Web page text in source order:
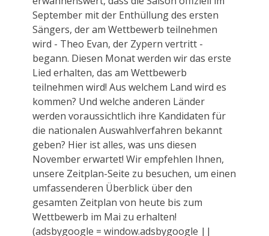
September mit der Enthüllung des ersten
Sängers, der am Wettbewerb teilnehmen
wird - Theo Evan, der Zypern vertritt -
begann. Diesen Monat werden wir das erste
Lied erhalten, das am Wettbewerb
teilnehmen wird! Aus welchem Land wird es
kommen? Und welche anderen Länder
werden voraussichtlich ihre Kandidaten für
die nationalen Auswahlverfahren bekannt
geben? Hier ist alles, was uns diesen
November erwartet! Wir empfehlen Ihnen,
unsere Zeitplan-Seite zu besuchen, um einen
umfassenderen Überblick über den
gesamten Zeitplan von heute bis zum
Wettbewerb im Mai zu erhalten!
(adsbygoogle = window.adsbygoogle ||